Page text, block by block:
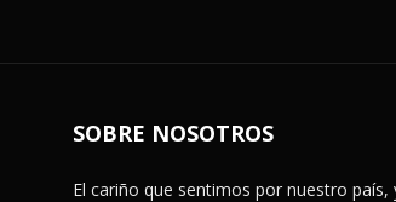
SOBRE NOSOTROS
El cariño que sentimos por nuestro país,